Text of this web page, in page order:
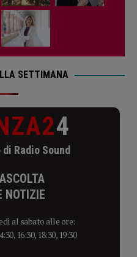
SETTIMANA
4
Radio Sound
NOTIZIE
al sabato alle ore:
16:30, 18:30, 19:30